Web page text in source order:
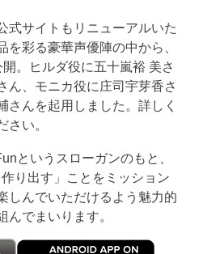
サイトもリニューアルいた
を彩る豪華声優陣の中から、
。ヒルダ役に五十嵐裕 美さ
ん、モニカ役に庄司宇芽香さ
さんを起用しました。詳しく
さい。
というスローガンのもと、
り出す」ことをミッション
しんでいただけるよう魅力的
んでまいります。